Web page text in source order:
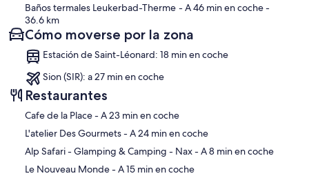
Baños termales Leukerbad-Therme - A 46 min en coche-
36.6 km
Cómo moverse por la zona
Estación de Saint-Léonard: 18 min en coche
Sion (SIR): a 27 min en coche
Restaurantes
‪Cafe de la Place - ‬A 23 min en coche
‪L'atelier Des Gourmets - ‬A 24 min en coche
‪Alp Safari - Glamping & Camping - Nax - ‬A 8 min en coche
‪Le Nouveau Monde - ‬A 15 min en coche